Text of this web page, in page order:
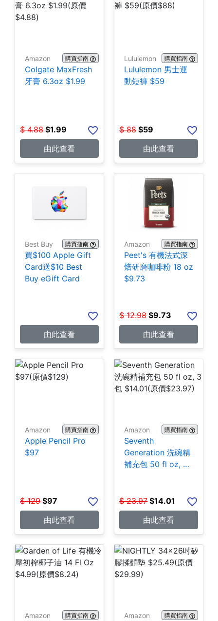
Amazon 購買指南
Colgate MaxFresh
牙膏 6.3oz $1.99
$ 4.88 $1.99
由此查看
Lululemon 購買指南
Lululemon 男士運
動短褲 $59
$ 88 $59
由此查看
Best Buy 購買指南
買$100 Apple Gift
Card送$10 Best
Buy eGift Card
由此查看
Amazon 購買指南
Peet's 有機法式深
焙研磨咖啡粉 18 oz
$9.73
$ 12.98 $9.73
由此查看
Amazon 購買指南
Apple Pencil Pro
$97
$ 129 $97
由此查看
Amazon 購買指南
Seventh
Generation 洗碗精
補充包 50 fl oz, 3
$ 23.97 $14.01
由此查看
Amazon 購買指南 Amazon 購買指南